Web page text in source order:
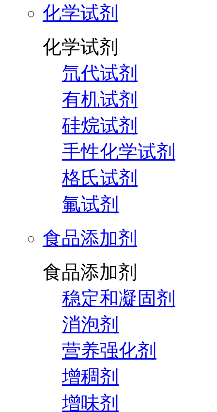
化学试剂
化学试剂
氘代试剂
有机试剂
硅烷试剂
手性化学试剂
格氏试剂
氟试剂
食品添加剂
食品添加剂
稳定和凝固剂
消泡剂
营养强化剂
增稠剂
增味剂